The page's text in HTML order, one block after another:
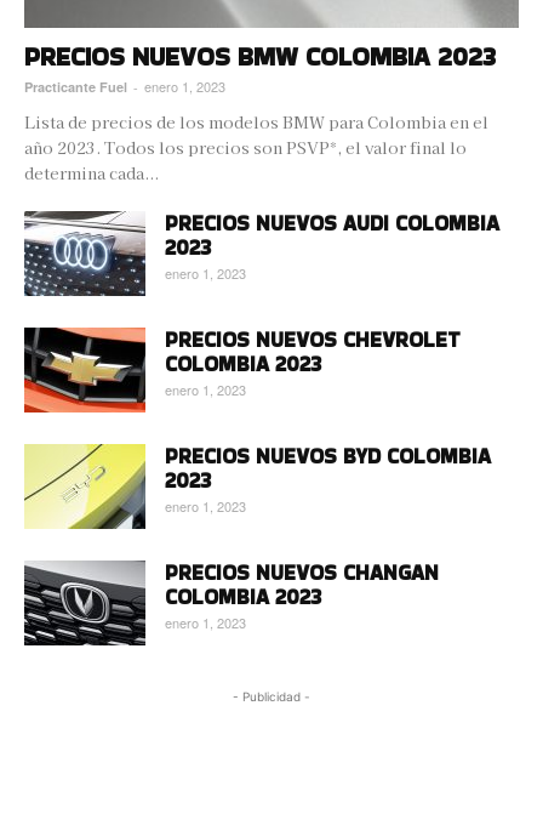
PRECIOS NUEVOS BMW COLOMBIA 2023
Practicante Fuel - enero 1, 2023
Lista de precios de los modelos BMW para Colombia en el
año 2023. Todos los precios son PSVP*, el valor final lo
determina cada...
PRECIOS NUEVOS AUDI COLOMBIA
2023
enero 1, 2023
PRECIOS NUEVOS CHEVROLET
COLOMBIA 2023
enero 1, 2023
PRECIOS NUEVOS BYD COLOMBIA
2023
enero 1, 2023
PRECIOS NUEVOS CHANGAN
COLOMBIA 2023
enero 1, 2023
- Publicidad -